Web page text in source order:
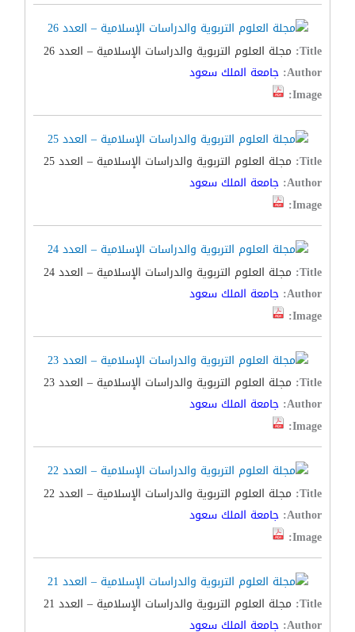
Title: مجلة العلوم التربوية والدراسات الإسلامية – العدد 26
Author: جامعة الملك سعود
Image:
Title: مجلة العلوم التربوية والدراسات الإسلامية – العدد 25
Author: جامعة الملك سعود
Image:
Title: مجلة العلوم التربوية والدراسات الإسلامية – العدد 24
Author: جامعة الملك سعود
Image:
Title: مجلة العلوم التربوية والدراسات الإسلامية – العدد 23
Author: جامعة الملك سعود
Image:
Title: مجلة العلوم التربوية والدراسات الإسلامية – العدد 22
Author: جامعة الملك سعود
Image:
Title: مجلة العلوم التربوية والدراسات الإسلامية – العدد 21
Author: جامعة الملك سعود